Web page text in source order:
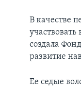
В качестве
создала
развитие
Ее седые